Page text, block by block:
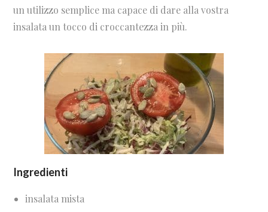
un utilizzo semplice ma capace di dare alla vostra
insalata un tocco di croccantezza in più.
Ingredienti
insalata mista